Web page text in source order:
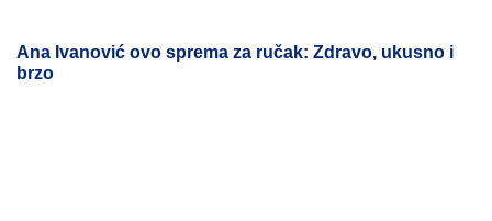
Ana Ivanović ovo sprema za ručak: Zdravo, ukusno i
brzo